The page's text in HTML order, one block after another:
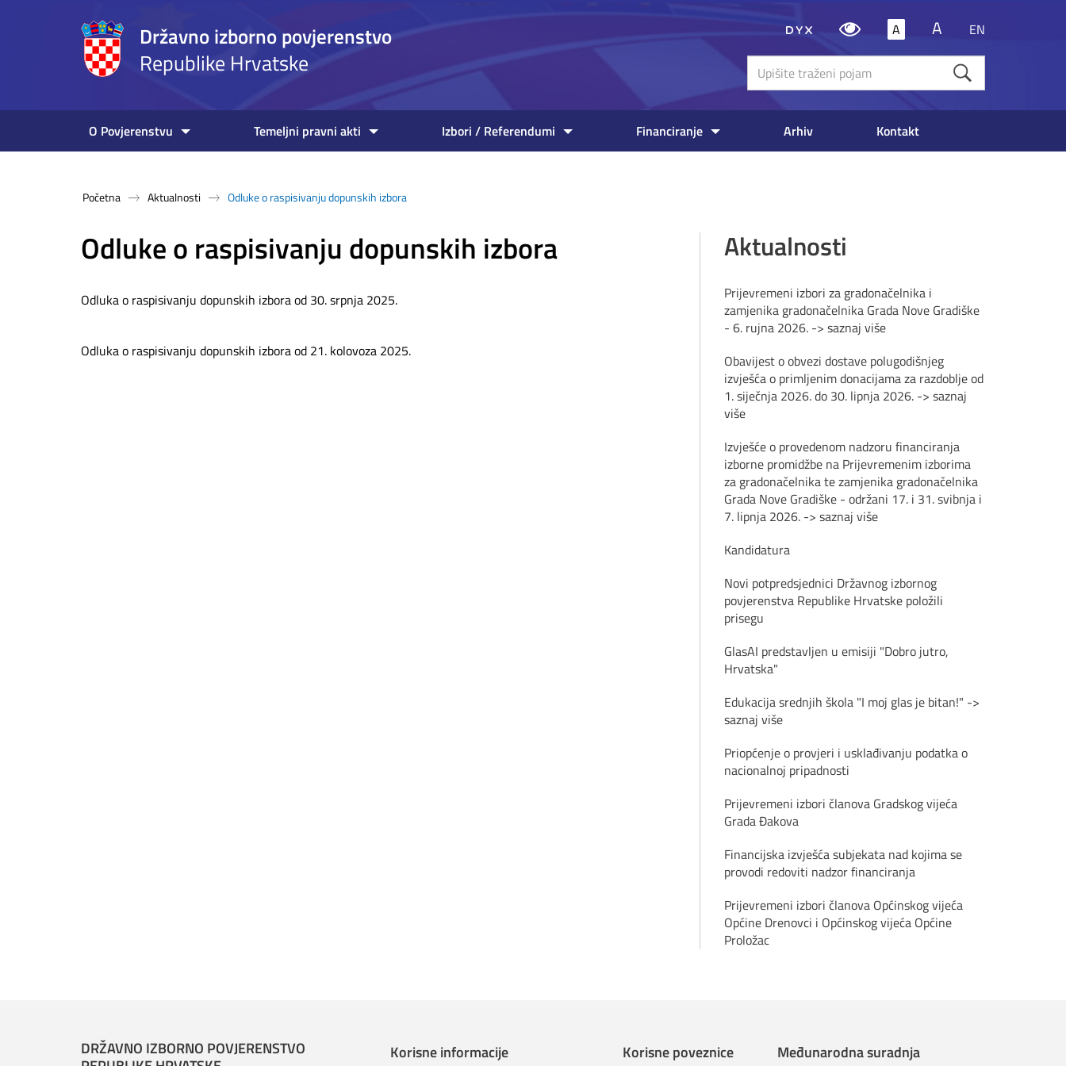
Državno izborno povjerenstvo
Republike Hrvatske
A A
EN
Upišite
traženi
O Povjerenstvu
Temeljni pravni akti Izbori / Referendumi Financiranje Arhiv Kontakt
Početna Aktualnosti Odluke o raspisivanju dopunskih izbora
Odluke o raspisivanju dopunskih izbora
Odluka o raspisivanju dopunskih izbora od 30. srpnja 2025.
Odluka o raspisivanju dopunskih izbora od 21. kolovoza 2025.
Aktualnosti
Prijevremeni izbori za gradonačelnika i
zamjenika gradonačelnika Grada Nove Gradiške
- 6. rujna 2026. -> saznaj više
Obavijest o obvezi dostave polugodišnjeg
izvješća o primljenim donacijama za razdoblje od
1. siječnja 2026. do 30. lipnja 2026. -> saznaj
više
Izvješće o provedenom nadzoru financiranja
izborne promidžbe na Prijevremenim izborima
za gradonačelnika te zamjenika gradonačelnika
Grada Nove Gradiške - održani 17. i 31. svibnja i
7. lipnja 2026. -> saznaj više
Kandidatura
Novi potpredsjednici Državnog izbornog
povjerenstva Republike Hrvatske položili
prisegu
GlasAI predstavljen u emisiji "Dobro jutro,
Hrvatska"
Edukacija srednjih škola "I moj glas je bitan!" ->
saznaj više
Priopćenje o provjeri i usklađivanju podatka o
nacionalnoj pripadnosti
Prijevremeni izbori članova Gradskog vijeća
Grada Đakova
Financijska izvješća subjekata nad kojima se
provodi redoviti nadzor financiranja
Prijevremeni izbori članova Općinskog vijeća
Općine Drenovci i Općinskog vijeća Općine
Proložac
DRŽAVNO IZBORNO POVJERENSTVO
Korisne informacije Korisne poveznice Međunarodna suradnja